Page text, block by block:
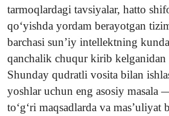
tarmoqlardagi tavsiyalar, hatto
qo‘yishda yordam berayotgan
barchasi sun’iy intellektning
qanchalik chuqur kirib kelganidan
Shunday qudratli vosita bilan
yoshlar uchun eng asosiy masala
to‘g‘ri maqsadlarda va mas’uliyat